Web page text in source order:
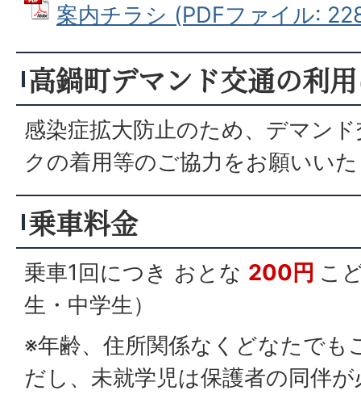
案内チラシ (PDFファイル:
高鍋町デマンド交通の利
感染症拡大防止のため、デマン
クの着用等のご協力をお願いい
乗車料金
乗車1回につき おとな 200円 こ
生・中学生）
※年齢、住所関係なくどなたでも
だし、未就学児は保護者の同伴